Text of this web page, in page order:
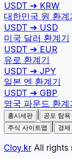
USDT ➔ KRW
대한민국 원 환계
USDT ➔ USD
미국 달러 환계기
USDT ➔ EUR
유로 환계기
USDT ➔ JPY
일본 엔 환계기
USDT ➔ GBP
영국 파운드 환계
홈시세판 공포 탐욕
주식 사이트맵 경제
Cloy.kr All rights